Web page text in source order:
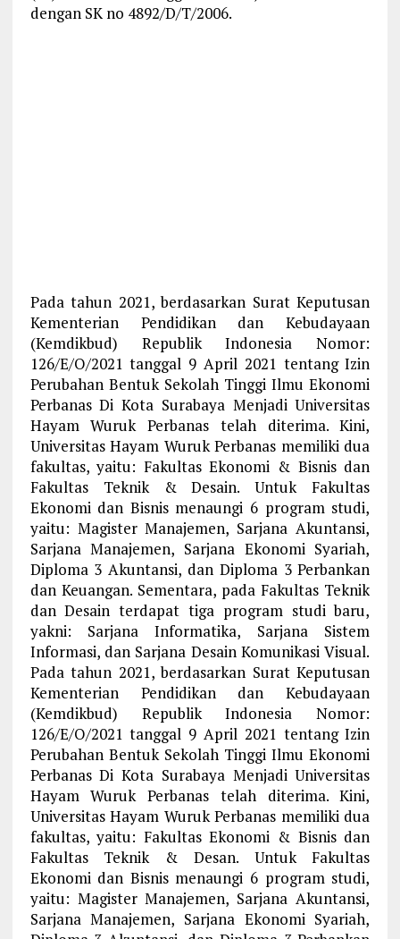
dengan SK no 4892/D/T/2006.
Pada tahun 2021, berdasarkan Surat Keputusan
Kementerian Pendidikan dan Kebudayaan
(Kemdikbud) Republik Indonesia Nomor:
126/E/O/2021 tanggal 9 April 2021 tentang Izin
Perubahan Bentuk Sekolah Tinggi Ilmu Ekonomi
Perbanas Di Kota Surabaya Menjadi Universitas
Hayam Wuruk Perbanas telah diterima. Kini,
Universitas Hayam Wuruk Perbanas memiliki dua
fakultas, yaitu: Fakultas Ekonomi & Bisnis dan
Fakultas Teknik & Desain. Untuk Fakultas
Ekonomi dan Bisnis menaungi 6 program studi,
yaitu: Magister Manajemen, Sarjana Akuntansi,
Sarjana Manajemen, Sarjana Ekonomi Syariah,
Diploma 3 Akuntansi, dan Diploma 3 Perbankan
dan Keuangan. Sementara, pada Fakultas Teknik
dan Desain terdapat tiga program studi baru,
yakni: Sarjana Informatika, Sarjana Sistem
Informasi, dan Sarjana Desain Komunikasi Visual.
Pada tahun 2021, berdasarkan Surat Keputusan
Kementerian Pendidikan dan Kebudayaan
(Kemdikbud) Republik Indonesia Nomor:
126/E/O/2021 tanggal 9 April 2021 tentang Izin
Perubahan Bentuk Sekolah Tinggi Ilmu Ekonomi
Perbanas Di Kota Surabaya Menjadi Universitas
Hayam Wuruk Perbanas telah diterima. Kini,
Universitas Hayam Wuruk Perbanas memiliki dua
fakultas, yaitu: Fakultas Ekonomi & Bisnis dan
Fakultas Teknik & Desan. Untuk Fakultas
Ekonomi dan Bisnis menaungi 6 program studi,
yaitu: Magister Manajemen, Sarjana Akuntansi,
Sarjana Manajemen, Sarjana Ekonomi Syariah,